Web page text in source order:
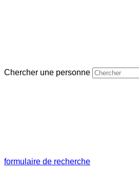
Chercher une personne
formulaire de recherche